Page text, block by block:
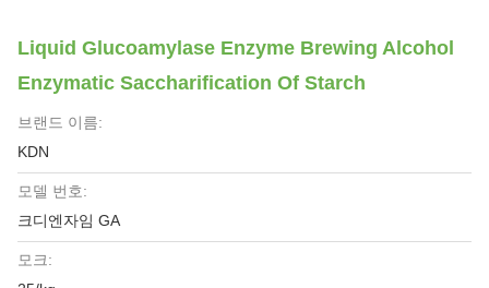
Liquid Glucoamylase Enzyme Brewing Alcohol
Enzymatic Saccharification Of Starch
브랜드 이름:
KDN
모델 번호:
크디엔자임 GA
모크: